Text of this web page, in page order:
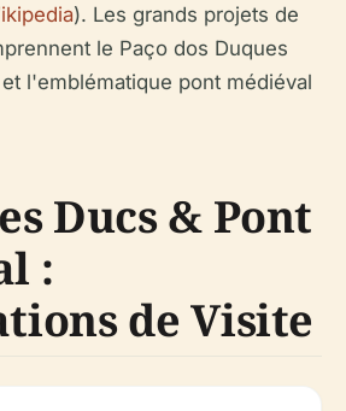
). Les grands projets de
le Paço dos Duques
l'emblématique pont médiéval
Ducs & Pont
:
de Visite